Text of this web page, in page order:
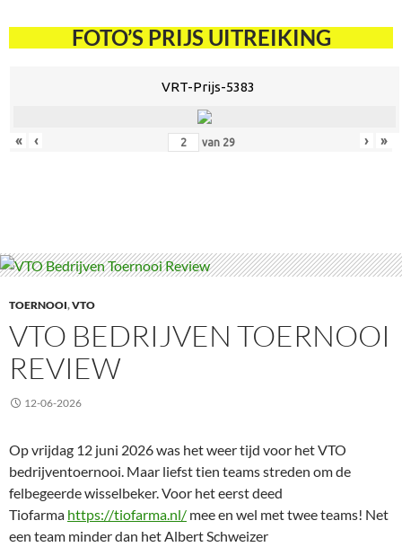
FOTO’S PRIJS UITREIKING
VRT-Prijs-5383
« ‹ van 29 › »
TOERNOOI,VTO
VTO BEDRIJVEN TOERNOOI
REVIEW
12-06-2026
Op vrijdag 12 juni 2026 was het weer tijd voor het VTO
bedrijventoernooi. Maar liefst tien teams streden om de
felbegeerde wisselbeker. Voor het eerst deed
Tiofarma https://tiofarma.nl/ mee en wel met twee teams! Net
een team minder dan het Albert Schweizer